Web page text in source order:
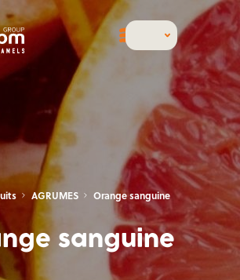
AGRUMES Orange sanguine
sanguine